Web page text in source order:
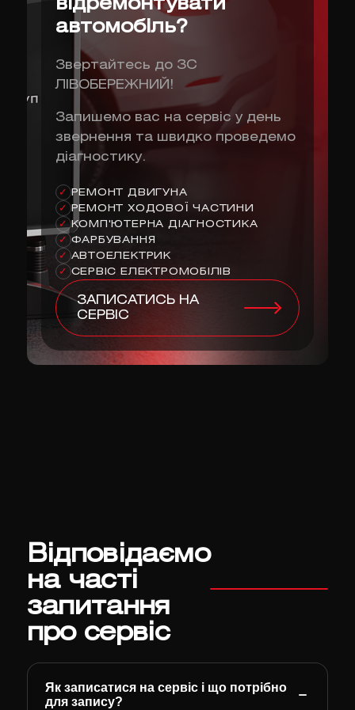
відремонтувати
автомобіль?
Звертайтесь до ЗС
ЛІВОБЕРЕЖНИЙ!
Запишемо вас на сервіс у день
звернення та швидко проведемо
діагностику.
✓ РЕМОНТ ДВИГУНА
✓ РЕМОНТ ХОДОВОЇ ЧАСТИНИ
✓ КОМП'ЮТЕРНА ДІАГНОСТИКА
✓ ФАРБУВАННЯ
✓ АВТОЕЛЕКТРИК
✓ СЕРВІС ЕЛЕКТРОМОБІЛІВ
ЗАПИСАТИСЬ НА
СЕРВІС
Відповідаємо
на часті
запитання
про сервіс
Як записатися на сервіс і що потрібно
для запису?